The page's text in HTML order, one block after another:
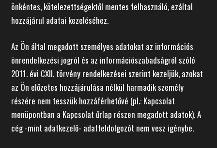
önkéntes, kötelezettségektől mentes felhasználó, ezáltal
hozzájárul adatai kezeléséhez.
Az Ön által megadott személyes adatokat az információs
önrendelkezési jogról és az információszabadságról szóló
2011. évi CXII. törvény rendelkezései szerint kezeljük, azokat
az Ön előzetes hozzájárulása nélkül harmadik személy
részére nem tesszük hozzáférhetővé (pl.: Kapcsolat
menüpontban a Kapcsolat űrlap részen megadott adatok). A
cég -mint adatkezelő- adatfeldolgozót nem vesz igénybe.